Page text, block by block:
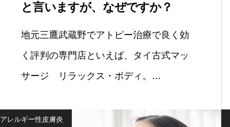
と言いますが、なぜですか？
地元三鷹武蔵野でアトピー治療で良く効
く評判の専門店といえば、タイ古式マッ
サージ リラックス・ボディ。…
アレルギー性皮膚炎